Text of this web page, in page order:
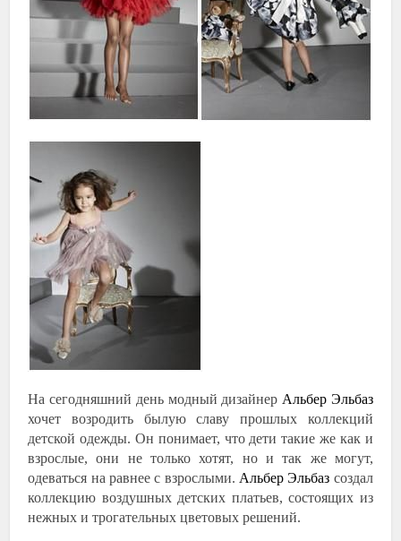
На сегодняшний день модный дизайнер Альбер Эльбаз
хочет возродить былую славу прошлых коллекций
детской одежды. Он понимает, что дети такие же как и
взрослые, они не только хотят, но и так же могут,
одеваться на равнее с взрослыми. Альбер Эльбаз создал
коллекцию воздушных детских платьев, состоящих из
нежных и трогательных цветовых решений.